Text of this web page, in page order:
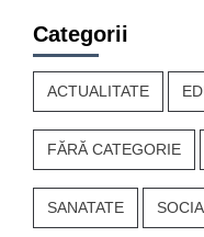
Categorii
ACTUALITATE
FĂRĂ CATEGORIE
SANATATE